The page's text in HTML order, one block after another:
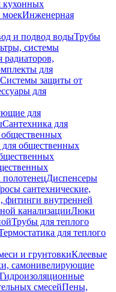
Инженерная
и подвод водыТрубы
системы
для
Системы защиты от
для
для
Сантехника для
для общественных
Диспенсеры
сантехнические,
фитинги внутренней
канализацииЛюки
Трубы для теплого
для теплого
и грунтовкиКлеевые
самонивелирующие
Гидроизоляционные
смесейПены,